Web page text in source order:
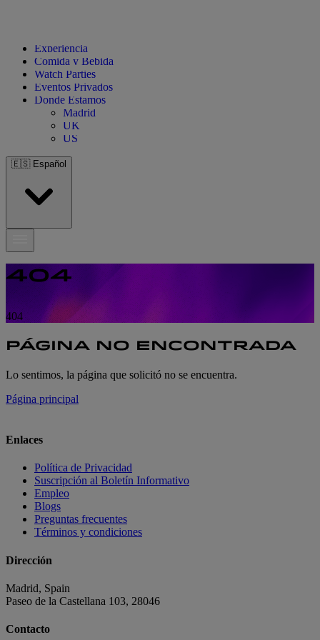
Experiencia
Comida y Bebida
Watch Parties
Eventos Privados
Donde Estamos
Madrid
UK
US
🇪🇸 Español
404
404
PÁGINA NO ENCONTRADA
Lo sentimos, la página que solicitó no se encuentra.
Página principal
Enlaces
Política de Privacidad
Suscripción al Boletín Informativo
Empleo
Blogs
Preguntas frecuentes
Términos y condiciones
Dirección
Madrid, Spain
Paseo de la Castellana 103, 28046
Contacto